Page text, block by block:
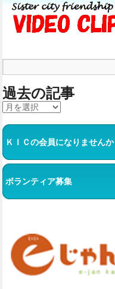
過去の記事
ＫＩＣの会員になりませんか
ボランティア募集